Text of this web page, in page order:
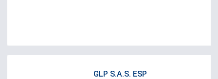
GLP S.A.S. ESP